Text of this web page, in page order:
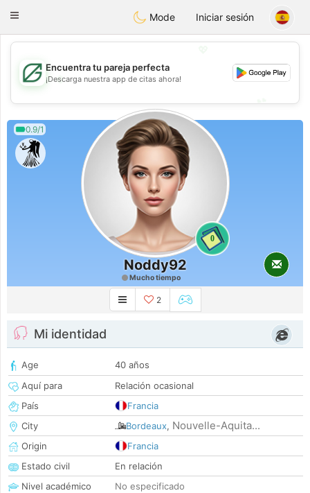
GulfDating
Toggle
Mode Iniciar sesión
💖
💕
Encuentra tu pareja perfecta
¡Descarga nuestra app de citas ahora!
0.9/1
0
Noddy92
Mucho tiempo
2
Mi identidad
Age
40 años
Aquí para
Relación ocasional
País
Francia
City
Bordeaux, Nouvelle-Aquita...
Origin
Francia
Estado civil
En relación
Nivel académico
No especificado